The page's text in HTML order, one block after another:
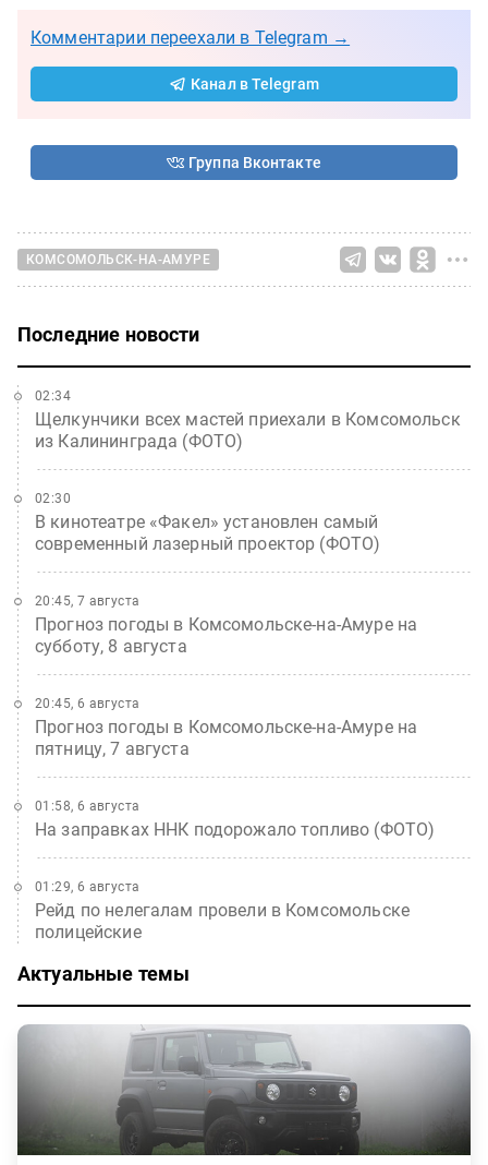
Комментарии переехали в Telegram →
Канал в Telegram
Группа Вконтакте
КОМСОМОЛЬСК-НА-АМУРЕ
Последние новости
Щелкунчики всех мастей приехали в Комсомольск
из Калининграда (ФОТО)
02:34
В кинотеатре «Факел» установлен самый
современный лазерный проектор (ФОТО)
02:30
Прогноз погоды в Комсомольске-на-Амуре на
субботу, 8 августа
20:45, 7 августа
Прогноз погоды в Комсомольске-на-Амуре на
пятницу, 7 августа
20:45, 6 августа
На заправках ННК подорожало топливо (ФОТО)
01:58, 6 августа
Рейд по нелегалам провели в Комсомольске
полицейские
01:29, 6 августа
Актуальные темы